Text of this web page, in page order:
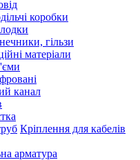
коробки
гільзи
матеріали
канал
Кріплення для кабелів
арматура